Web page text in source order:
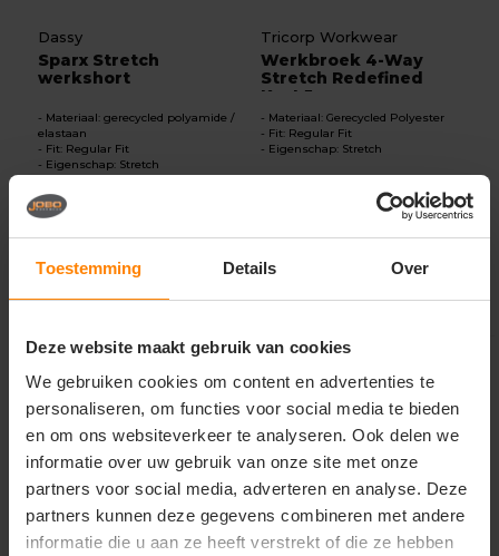
Toestemming Details Over
Deze website maakt gebruik van cookies
We gebruiken cookies om content en advertenties te
personaliseren, om functies voor social media te bieden
en om ons websiteverkeer te analyseren. Ook delen we
informatie over uw gebruik van onze site met onze
partners voor social media, adverteren en analyse. Deze
partners kunnen deze gegevens combineren met andere
informatie die u aan ze heeft verstrekt of die ze hebben
Dassy
Sparx Stretch
werkshort
Materiaal: gerecycled polyamide /
elastaan
Fit: Regular Fit
Eigenschap: Stretch
59,97
Tricorp Workwear
Werkbroek 4-Way
Stretch Redefined
Kort 5...
Materiaal: Gerecycled Polyester
Fit: Regular Fit
Eigenschap: Stretch
Excl. btw
Bekijken